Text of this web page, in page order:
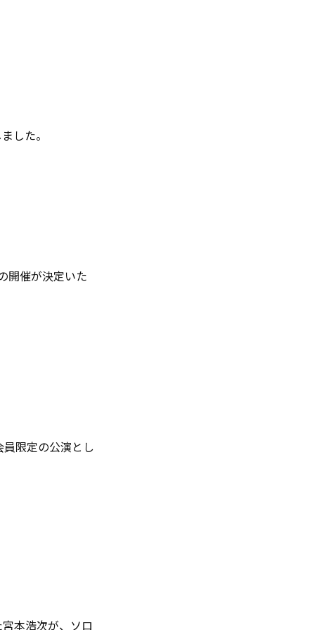
した。
開催が決定いた
限定の公演とし
本浩次が、ソロ